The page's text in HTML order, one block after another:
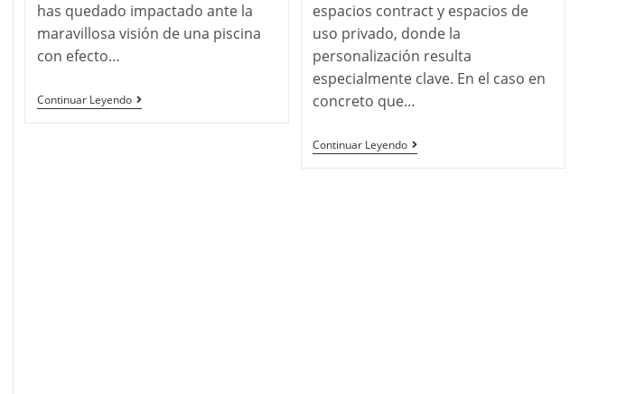
has quedado impactado ante la
maravillosa visión de una piscina
con efecto…
Continuar Leyendo
espacios contract y espacios de
uso privado, donde la
personalización resulta
especialmente clave. En el caso en
concreto que…
Continuar Leyendo